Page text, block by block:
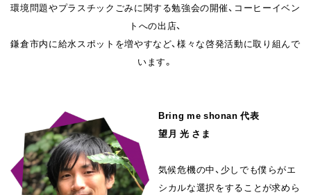
環境問題やプラスチックごみに関する勉強会の開催、コーヒーイベン
トへの出店、
鎌倉市内に給水スポットを増やすなど、様々な啓発活動に取り組んで
います。
Bring me shonan 代表
望月 光 さま
気候危機の中、少しでも僕らがエ
シカルな選択をすることが求めら